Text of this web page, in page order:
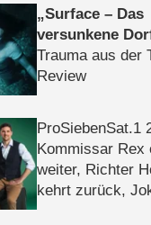
Surface – Das
versunkene
Trauma aus der
Review
ProSiebenSat.1
Kommissar Rex
weiter, Richter
kehrt zurück,